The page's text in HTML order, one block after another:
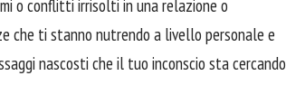
o conflitti irrisolti in una relazione o
che ti stanno nutrendo a livello personale e
nascosti che il tuo inconscio sta cercando